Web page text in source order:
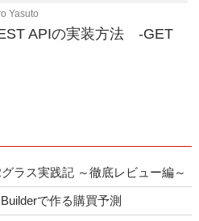
Yasuto
APIの実装方法 -GET
ラス実践記 ～徹底レビュー編～
で作る購買予測